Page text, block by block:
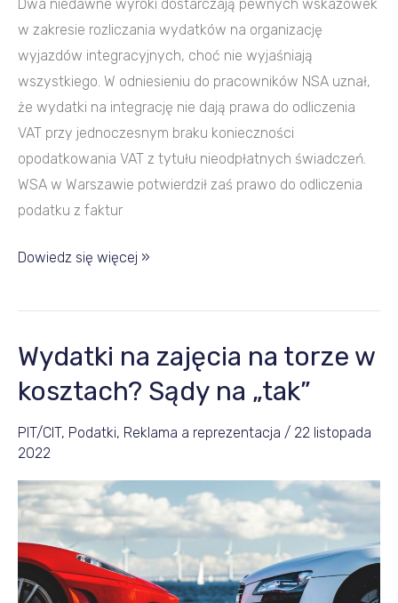
Dwa niedawne wyroki dostarczają pewnych wskazówek
w zakresie rozliczania wydatków na organizację
wyjazdów integracyjnych, choć nie wyjaśniają
wszystkiego. W odniesieniu do pracowników NSA uznał,
że wydatki na integrację nie dają prawa do odliczenia
VAT przy jednoczesnym braku konieczności
opodatkowania VAT z tytułu nieodpłatnych świadczeń.
WSA w Warszawie potwierdził zaś prawo do odliczenia
podatku z faktur
Dowiedz się więcej »
Wydatki na zajęcia na torze w
kosztach? Sądy na „tak”
PIT/CIT, Podatki, Reklama a reprezentacja / 22 listopada
2022
Wydatki
zajęcia
na
torze
w
kosztach?
Sądy
na
„tak”